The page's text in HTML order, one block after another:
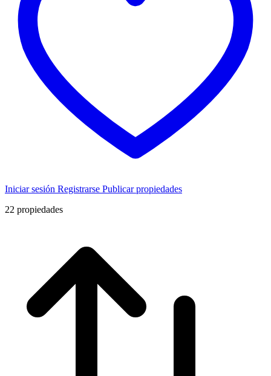
Iniciar sesión Registrarse Publicar propiedades
22 propiedades